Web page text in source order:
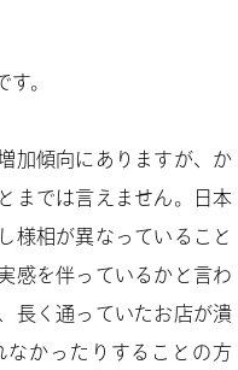
。
加傾向にありますが、か
までは言えません。日本
様相が異なっていること
感を伴っているかと言わ
長く通っていたお店が潰
なかったりすることの方